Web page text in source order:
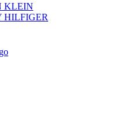
KLEIN
HILFIGER